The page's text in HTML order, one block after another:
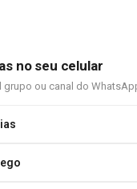
no seu celular
grupo ou canal do